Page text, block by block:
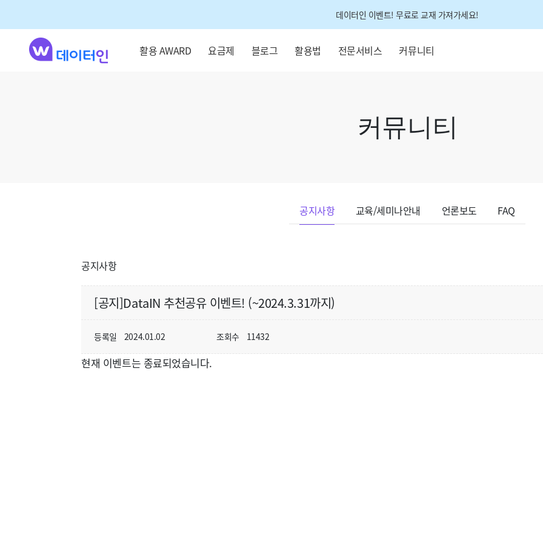
데이터인 이벤트! 무료로 교재 가져가세요!
활용 AWARD 요금제 블로그 활용법 전문서비스 커뮤니티
커뮤니티
공지사항 교육/세미나안내 언론보도 FAQ
공지사항
[공지]DataIN 추천공유 이벤트! (~2024.3.31까지)
등록일 2024.01.02 조회수 11432
현재 이벤트는 종료되었습니다.